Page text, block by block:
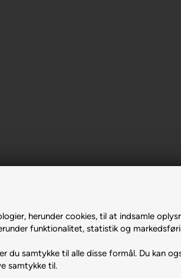
herunder cookies, til at indsamle
funktionalitet, statistik og
du samtykke til alle disse formål. Du kan
samtykke til.